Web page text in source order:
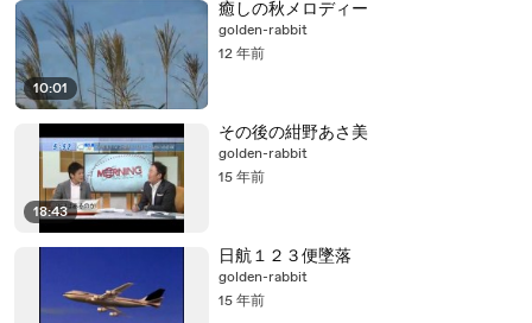
10:01
癒しの秋メロディー
golden-rabbit
12 年前
18:43
その後の紺野あさ美
golden-rabbit
15 年前
日航１２３便墜落
golden-rabbit
15 年前